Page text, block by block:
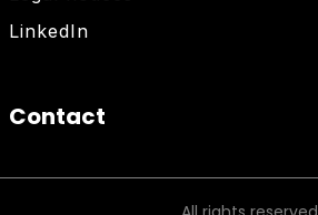
LinkedIn
Contact